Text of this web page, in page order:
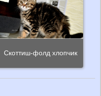
Скоттиш-фолд хлопчик